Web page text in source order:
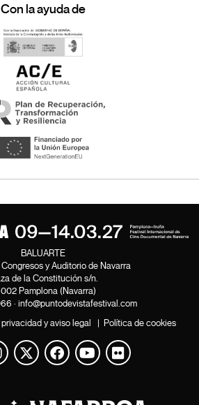
Con la ayuda de
BALUARTE
y Auditorio de Navarra
de la Constitución s/n.
Pamplona (Navarra)
· info@puntodevistafestival.com
y aviso legal | Política de cookies
Instagram
Twitter
Facebook
Youtube
Flickr